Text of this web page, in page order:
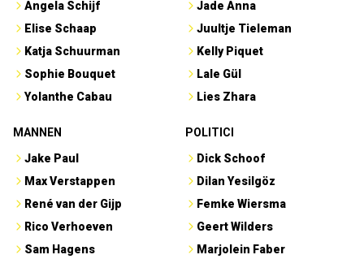
Angela Schijf
Elise Schaap
Katja Schuurman
Sophie Bouquet
Yolanthe Cabau
Jade Anna
Juultje Tieleman
Kelly Piquet
Lale Gül
Lies Zhara
MANNEN
Jake Paul
Max Verstappen
René van der Gijp
Rico Verhoeven
Sam Hagens
POLITICI
Dick Schoof
Dilan Yesilgöz
Femke Wiersma
Geert Wilders
Marjolein Faber